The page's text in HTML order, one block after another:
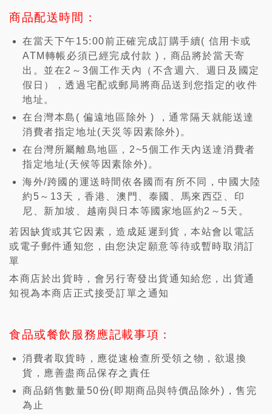
商品配送時間：
在當天下午15:00前正確完成訂購手續( 信用卡或
ATM轉帳必須已經完成付款 )，商品將於當天寄
出。並在2～3個工作天內（不含週六、週日及國定
假日），透過宅配或郵局將商品送到您指定的收件
地址。
在台灣本島( 偏遠地區除外 ) ，通常隔天就能送達
消費者指定地址(天災等因素除外)。
在台灣所屬離島地區，2~5個工作天內送達消費者
指定地址(天候等因素除外)。
海外/跨國的運送時間依各國而有所不同，中國大陸
約5～13天，香港、澳門、泰國、馬來西亞、印
尼、新加坡、越南與日本等國家地區約2～5天。
若因缺貨或其它因素，造成延遲到貨，本站會以電話
或電子郵件通知您，由您決定願意等待或暫時取消訂
單
本商店於出貨時，會另行寄發出貨通知給您，出貨通
知視為本商店正式接受訂單之通知
食品或餐飲服務應記載事項：
消費者取貨時，應從速檢查所受領之物，欲退換
貨，應善盡商品保存之責任
商品銷售數量50份(即期商品與特價品除外)，售完
為止